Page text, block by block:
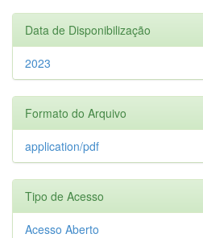
Data de Disponibilização
2023
Formato do Arquivo
application/pdf
Tipo de Acesso
Acesso Aberto